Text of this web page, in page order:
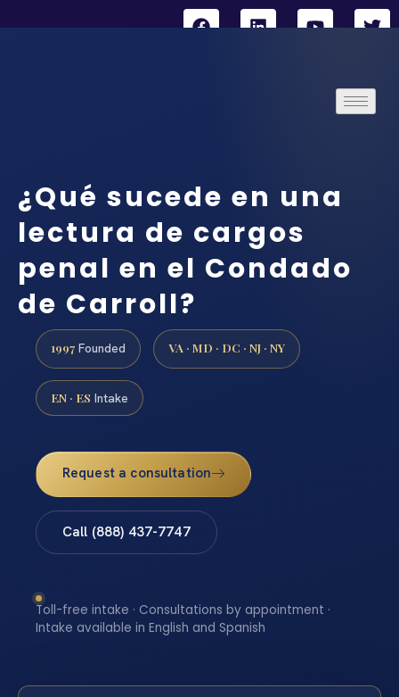
¿Qué sucede en una
lectura de cargos
penal en el Condado
de Carroll?
1997 Founded VA · MD · DC · NJ · NY
EN · ES Intake
Request a consultation
Call (888) 437-7747
Toll-free intake · Consultations by appointment ·
Intake available in English and Spanish